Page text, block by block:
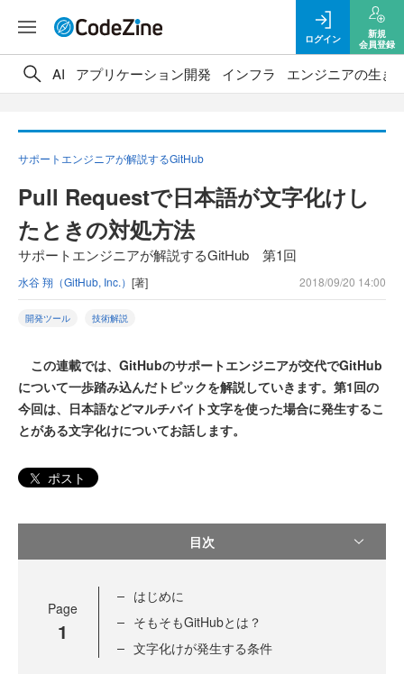
ログイン
新規
会員登録
AI アプリケーション開発 インフラ エンジニアの生き
サポートエンジニアが解説するGitHub
Pull Requestで日本語が文字化けし
たときの対処方法
サポートエンジニアが解説するGitHub 第1回
水谷 翔（GitHub, Inc.） [著] 2018/09/20 14:00
開発ツール 技術解説
この連載では、GitHubのサポートエンジニアが交代でGitHub
について一歩踏み込んだトピックを解説していきます。第1回の
今回は、日本語などマルチバイト文字を使った場合に発生するこ
とがある文字化けについてお話します。
ポスト
目次
Page
1
はじめに
そもそもGitHubとは？
文字化けが発生する条件